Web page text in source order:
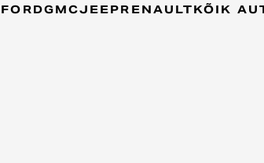
FORDGMCJEEPRENAULTKÕIK